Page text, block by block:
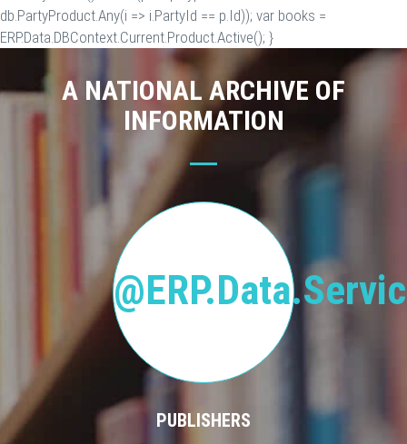
db.PartyProduct.Any(i => i.PartyId == p.Id)); var books =
ERP.Data.DBContext.Current.Product.Active(); }
A NATIONAL ARCHIVE OF
INFORMATION
PUBLISHERS